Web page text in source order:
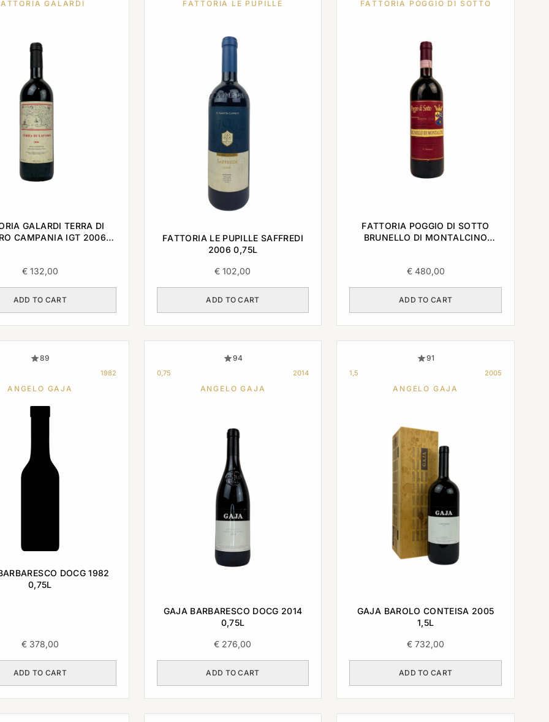
GALARDI
GALARDI TERRA DI
CAMPANIA IGT 2006
€132,00
ADD TO CART
FATTORIA LE PUPILLE
FATTORIA LE PUPILLE SAFFREDI
2006 0,75L
€ 102,00
ADD TO CART
FATTORIA POGGIO DI SOTTO
FATTORIA POGGIO DI SOTTO
BRUNELLO DI MONTALCINO
€480,00
ADD TO CART
89
1982
ANGELO GAJA
DOCG 1982
0,75L
€378,00
ADD TO CART
94
0,75 2014
ANGELO GAJA
GAJA BARBARESCO DOCG 2014
0,75L
€ 276,00
ADD TO CART
91
1,5 2005
ANGELO GAJA
GAJA BAROLO CONTEISA 2005
1,5L
€ 732,00
ADD TO CART